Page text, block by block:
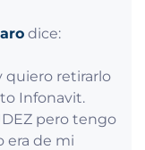
dice:
quiero retirarlo
Infonavit.
pero tengo
era de mi